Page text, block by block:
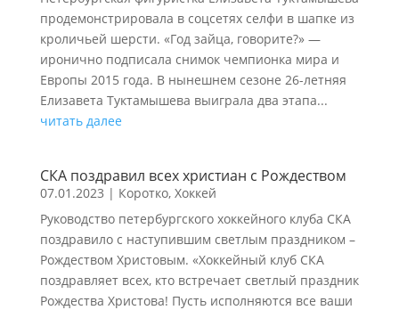
продемонстрировала в соцсетях селфи в шапке из
кроличьей шерсти. «Год зайца, говорите?» —
иронично подписала снимок чемпионка мира и
Европы 2015 года. В нынешнем сезоне 26-летняя
Елизавета Туктамышева выиграла два этапа...
читать далее
СКА поздравил всех христиан с Рождеством
07.01.2023 | Коротко, Хоккей
Руководство петербургского хоккейного клуба СКА
поздравило с наступившим светлым праздником –
Рождеством Христовым. «Хоккейный клуб СКА
поздравляет всех, кто встречает светлый праздник
Рождества Христова! Пусть исполняются все ваши